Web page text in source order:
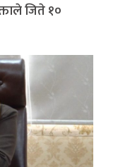
जिते १०